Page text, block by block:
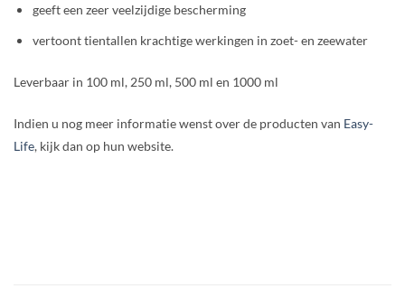
geeft een zeer veelzijdige bescherming
vertoont tientallen krachtige werkingen in zoet- en zeewater
Leverbaar in 100 ml, 250 ml, 500 ml en 1000 ml
Indien u nog meer informatie wenst over de producten van Easy-
Life, kijk dan op hun website.